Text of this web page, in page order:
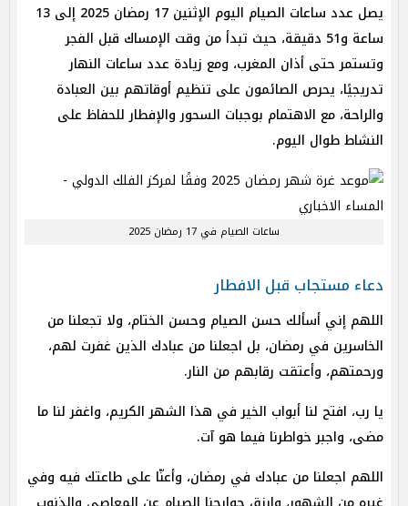
يصل عدد ساعات الصيام اليوم الإثنين 17 رمضان 2025 إلى 13
ساعة و51 دقيقة، حيث تبدأ من وقت الإمساك قبل الفجر
وتستمر حتى أذان المغرب، ومع زيادة عدد ساعات النهار
تدريجيًا، يحرص الصائمون على تنظيم أوقاتهم بين العبادة
والراحة، مع الاهتمام بوجبات السحور والإفطار للحفاظ على
النشاط طوال اليوم.
ساعات الصيام في 17 رمضان 2025
دعاء مستجاب قبل الافطار
اللهم إني أسألك حسن الصيام وحسن الختام، ولا تجعلنا من
الخاسرين في رمضان، بل اجعلنا من عبادك الذين غفرت لهم،
ورحمتهم، وأعتقت رقابهم من النار.
يا رب، افتح لنا أبواب الخير في هذا الشهر الكريم، واغفر لنا ما
مضى، واجبر خواطرنا فيما هو آت.
اللهم اجعلنا من عبادك في رمضان، وأعنّا على طاعتك فيه وفي